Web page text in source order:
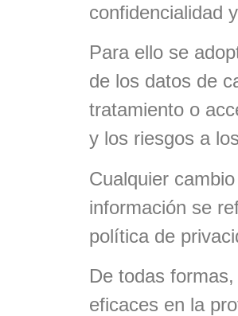
confidencialidad
Para ello se
de los datos de
tratamiento o
y los riesgos a
Cualquier
información se
política de
De todas
eficaces en la